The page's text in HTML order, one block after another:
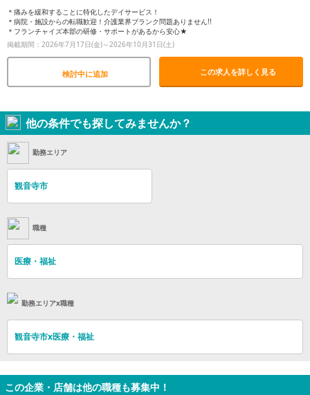
＊痛みを緩和することに特化したデイサービス！
＊病院・施設からの転職歓迎！介護業界ブランク問題ありません!!
＊フランチャイズ本部の研修・サポートがあるから安心★
掲載期間：2026年7月17日(金)～2026年10月31日(土)
検討中に追加 この求人を詳しく見る
他の条件でも探してみませんか？
勤務エリア
観音寺市
職種
医療・福祉
勤務エリアx職種
観音寺市x医療・福祉
この企業・店舗は他の職種も募集中！